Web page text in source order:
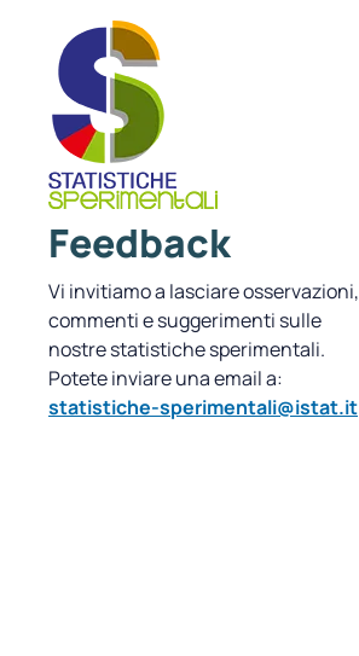
Feedback
Vi invitiamo a lasciare osservazioni,
commenti e suggerimenti sulle
nostre statistiche sperimentali.
Potete inviare una email a:
statistiche-sperimentali@istat.it